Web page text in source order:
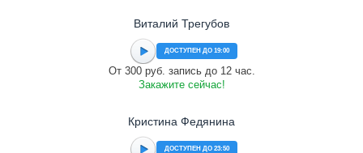
Виталий Трегубов
ДОСТУПЕН ДО 19:00
От 300 руб. запись до 12 час.
Закажите сейчас!
Кристина Федянина
ДОСТУПЕН ДО 23:50